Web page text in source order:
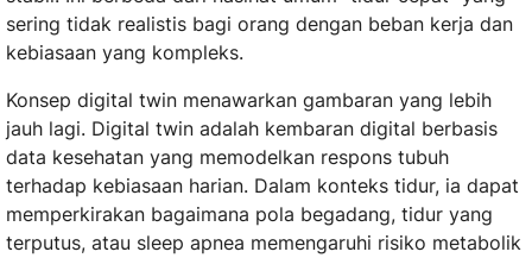
sering tidak realistis bagi orang dengan beban kerja dan
kebiasaan yang kompleks.
Konsep digital twin menawarkan gambaran yang lebih
jauh lagi. Digital twin adalah kembaran digital berbasis
data kesehatan yang memodelkan respons tubuh
terhadap kebiasaan harian. Dalam konteks tidur, ia dapat
memperkirakan bagaimana pola begadang, tidur yang
terputus, atau sleep apnea memengaruhi risiko metabolik